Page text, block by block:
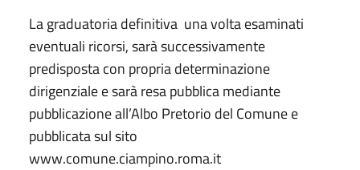
La graduatoria definitiva una volta esaminati
eventuali ricorsi, sarà successivamente
predisposta con propria determinazione
dirigenziale e sarà resa pubblica mediante
pubblicazione all’Albo Pretorio del Comune e
pubblicata sul sito
www.comune.ciampino.roma.it